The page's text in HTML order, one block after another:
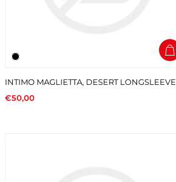
INTIMO MAGLIETTA, DESERT LONGSLEEVE
€50,00